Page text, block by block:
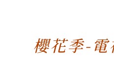
櫻花季-